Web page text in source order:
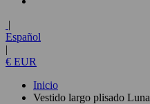
|
Español
|
€ EUR
Inicio
Vestido largo plisado Luna